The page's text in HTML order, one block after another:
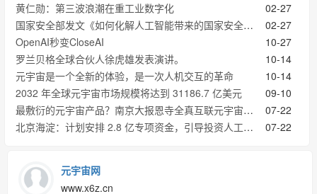
02-27
黄仁勋：第三波浪潮在重工业数字化
02-27
国家安全部发文《如何化解人工智能带来的国家安全挑战》
10-27
OpenAI秒变CloseAI
10-14
罗兰贝格全球合伙人徐虎雄发表演讲。
10-14
元宇宙是一个全新的体验，是一次人机交互的革命
09-10
2032 年全球元宇宙市场规模将达到 31186.7 亿美元
07-22
最敷衍的元宇宙产品？南京大报恩寺全真互联元宇宙有点拉胯
07-22
北京海淀：计划安排 2.8 亿专项资金，引导投资人工智能等重点产业
元宇宙网
www.x6z.cn